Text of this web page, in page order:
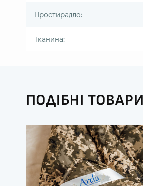
Простирадло:
Тканина:
ПОДІБНІ ТОВАРИ